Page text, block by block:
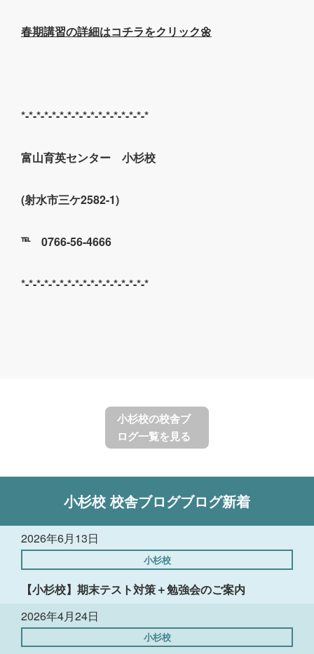
春期講習の詳細はコチラをクリック🌼
*-*-*-*-*-*-*-*-*-*-*-*-*-*-*-*-*
富山育英センター 小杉校
(射水市三ケ2582-1)
℡ 0766-56-4666
*-*-*-*-*-*-*-*-*-*-*-*-*-*-*-*-*
小杉校の校舎ブ
ログ一覧を見る
小杉校 校舎ブログブログ新着
2026年6月13日
小杉校
【小杉校】期末テスト対策＋勉強会のご案内
2026年4月24日
小杉校